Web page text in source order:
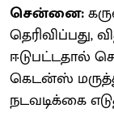
சென்னை:
தெரிவிப்பது,
ஈடுபட்டதால்
கெடன்ஸ்
நடவடிக்கை